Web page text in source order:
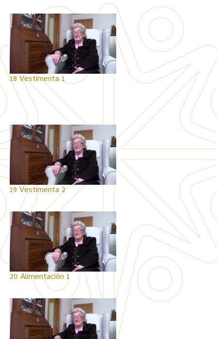
18 Vestimenta 1
19 Vestimenta 2
20 Alimentación 1